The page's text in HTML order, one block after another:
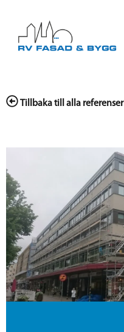
Tillbaka till alla referenser